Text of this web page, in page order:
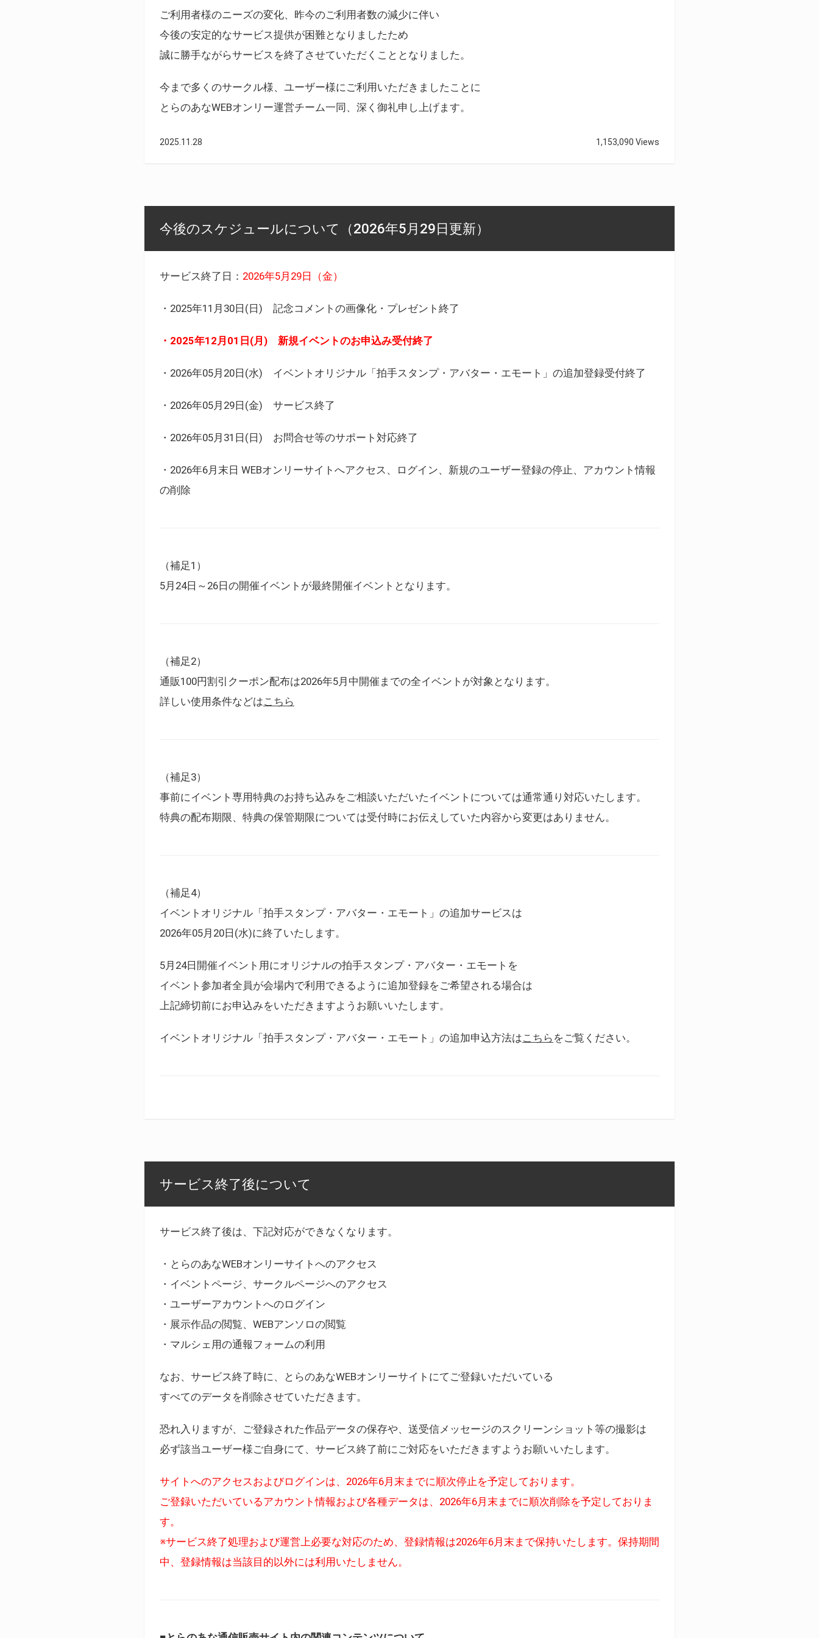
ご利用者様のニーズの変化、昨今のご利用者数の減少に伴い
今後の安定的なサービス提供が困難となりましたため
誠に勝手ながらサービスを終了させていただくこととなりました。
今まで多くのサークル様、ユーザー様にご利用いただきましたことに
とらのあなWEBオンリー運営チーム一同、深く御礼申し上げます。
2025.11.28 1,153,090 Views
今後のスケジュールについて（2026年5月29日更新）
サービス終了日： 2026年5月29日（金）
・2025年11月30日(日) 記念コメントの画像化・プレゼント終了
・2025年12月01日(月) 新規イベントのお申込み受付終了
・2026年05月20日(水) イベントオリジナル「拍手スタンプ・アバター・エモート」の追加登録受付終了
・2026年05月29日(金) サービス終了
・2026年05月31日(日) お問合せ等のサポート対応終了
・2026年6月末日 WEBオンリーサイトへアクセス、ログイン、新規のユーザー登録の停止、アカウント情報
の削除
（補足1）
5月24日～26日の開催イベントが最終開催イベントとなります。
（補足2）
通販100円割引クーポン配布は2026年5月中開催までの全イベントが対象となります。
詳しい使用条件などはこちら
（補足3）
事前にイベント専用特典のお持ち込みをご相談いただいたイベントについては通常通り対応いたします。
特典の配布期限、特典の保管期限については受付時にお伝えしていた内容から変更はありません。
（補足4）
イベントオリジナル「拍手スタンプ・アバター・エモート」の追加サービスは
2026年05月20日(水)に終了いたします。
5月24日開催イベント用にオリジナルの拍手スタンプ・アバター・エモートを
イベント参加者全員が会場内で利用できるように追加登録をご希望される場合は
上記締切前にお申込みをいただきますようお願いいたします。
イベントオリジナル「拍手スタンプ・アバター・エモート」の追加申込方法はこちら をご覧ください。
サービス終了後について
サービス終了後は、下記対応ができなくなります。
・とらのあなWEBオンリーサイトへのアクセス
・イベントページ、サークルページへのアクセス
・ユーザーアカウントへのログイン
・展示作品の閲覧、WEBアンソロの閲覧
・マルシェ用の通報フォームの利用
なお、サービス終了時に、とらのあなWEBオンリーサイトにてご登録いただいている
すべてのデータを削除させていただきます。
恐れ入りますが、ご登録された作品データの保存や、送受信メッセージのスクリーンショット等の撮影は
必ず該当ユーザー様ご自身にて、サービス終了前にご対応をいただきますようお願いいたします。
サイトへのアクセスおよびログインは、2026年6月末までに順次停止を予定しております。
ご登録いただいているアカウント情報および各種データは、2026年6月末までに順次削除を予定しておりま
す。
※サービス終了処理および運営上必要な対応のため、登録情報は2026年6月末まで保持いたします。保持期間
中、登録情報は当該目的以外には利用いたしません。